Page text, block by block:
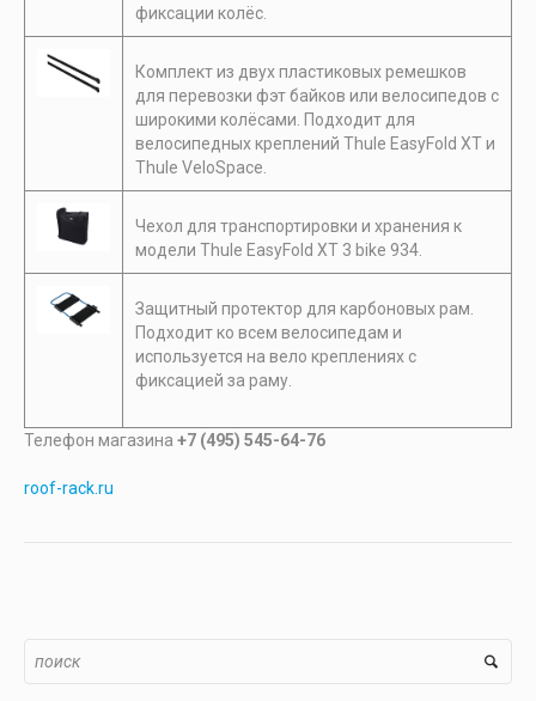
фиксации колёс.
Комплект из двух пластиковых ремешков
для перевозки фэт байков или велосипедов с
широкими колёсами. Подходит для
велосипедных креплений Thule EasyFold XT и
Thule VeloSpace.
Чехол для транспортировки и хранения к
модели Thule EasyFold XT 3 bike 934.
Защитный протектор для карбоновых рам.
Подходит ко всем велосипедам и
используется на вело креплениях с
фиксацией за раму.
Телефон магазина +7 (495) 545-64-76
roof-rack.ru